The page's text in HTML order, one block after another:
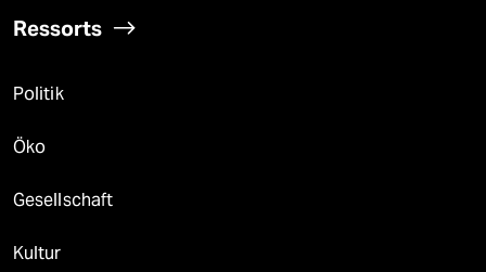
Ressorts
Politik
Öko
Gesellschaft
Kultur